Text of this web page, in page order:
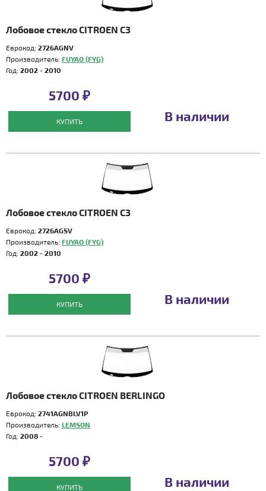
Лобовое стекло CITROEN C3
Еврокод: 2726AGNV
Производитель: FUYAO (FYG)
Год: 2002 - 2010
5700 ₽
КУПИТЬ В наличии
Лобовое стекло CITROEN C3
Еврокод: 2726AGSV
Производитель: FUYAO (FYG)
Год: 2002 - 2010
5700 ₽
КУПИТЬ В наличии
Лобовое стекло CITROEN BERLINGO
Еврокод: 2741AGNBLV1P
Производитель: LEMSON
Год: 2008 -
5700 ₽
КУПИТЬ В наличии